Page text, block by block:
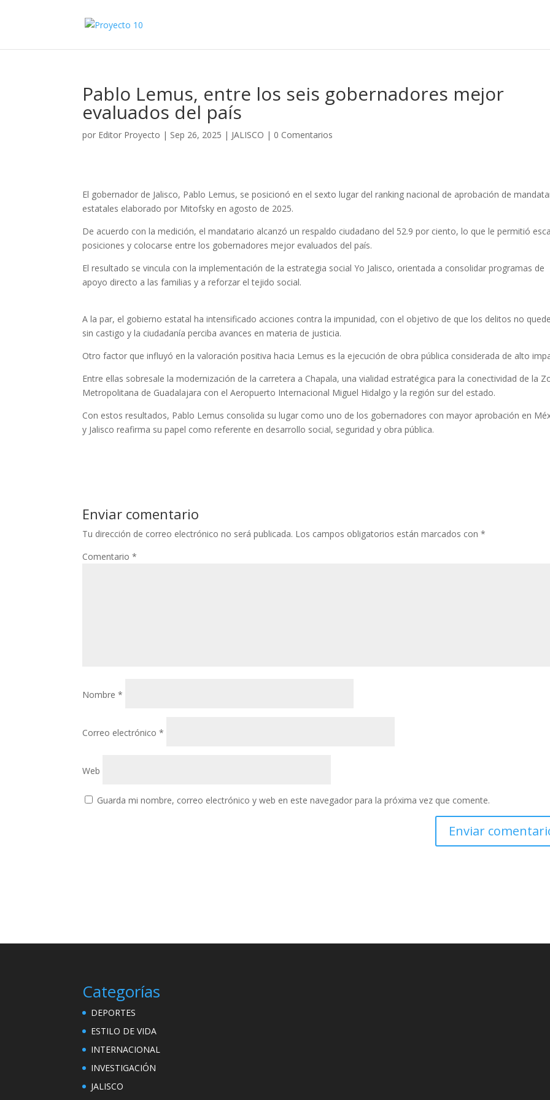
Pablo Lemus, entre los seis gobernadores mejor
evaluados del país
por Editor Proyecto | Sep 26, 2025 | JALISCO | 0 Comentarios
El gobernador de Jalisco, Pablo Lemus, se posicionó en el sexto lugar del ranking nacional de aprobación de
estatales elaborado por Mitofsky en agosto de 2025.
De acuerdo con la medición, el mandatario alcanzó un respaldo ciudadano del 52.9 por ciento, lo que le permitió
posiciones y colocarse entre los gobernadores mejor evaluados del país.
El resultado se vincula con la implementación de la estrategia social Yo Jalisco, orientada a consolidar programas de
apoyo directo a las familias y a reforzar el tejido social.
A la par, el gobierno estatal ha intensificado acciones contra la impunidad, con el objetivo de que los delitos no
sin castigo y la ciudadanía perciba avances en materia de justicia.
Otro factor que influyó en la valoración positiva hacia Lemus es la ejecución de obra pública considerada de alto
Entre ellas sobresale la modernización de la carretera a Chapala, una vialidad estratégica para la conectividad de la
Metropolitana de Guadalajara con el Aeropuerto Internacional Miguel Hidalgo y la región sur del estado.
Con estos resultados, Pablo Lemus consolida su lugar como uno de los gobernadores con mayor aprobación en
y Jalisco reafirma su papel como referente en desarrollo social, seguridad y obra pública.
Enviar comentario
Tu dirección de correo electrónico no será publicada. Los campos obligatorios están marcados con*
Comentario*
Nombre*
Correo electrónico*
Web
Guarda mi nombre, correo electrónico y web en este navegador para la próxima vez que comente.
Categorías
DEPORTES
ESTILO DE VIDA
INTERNACIONAL
INVESTIGACIÓN
JALISCO